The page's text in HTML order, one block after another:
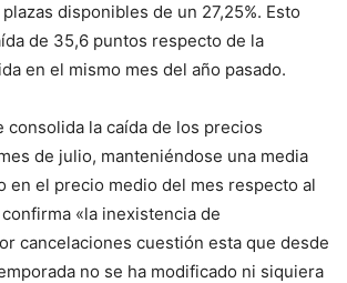
disponibles de un 27,25%. Esto
de 35,6 puntos respecto de la
en el mismo mes del año pasado.
consolida la caída de los precios
de julio, manteniéndose una media
en el precio medio del mes respecto al
«la inexistencia de
cancelaciones cuestión esta que desde
no se ha modificado ni siquiera